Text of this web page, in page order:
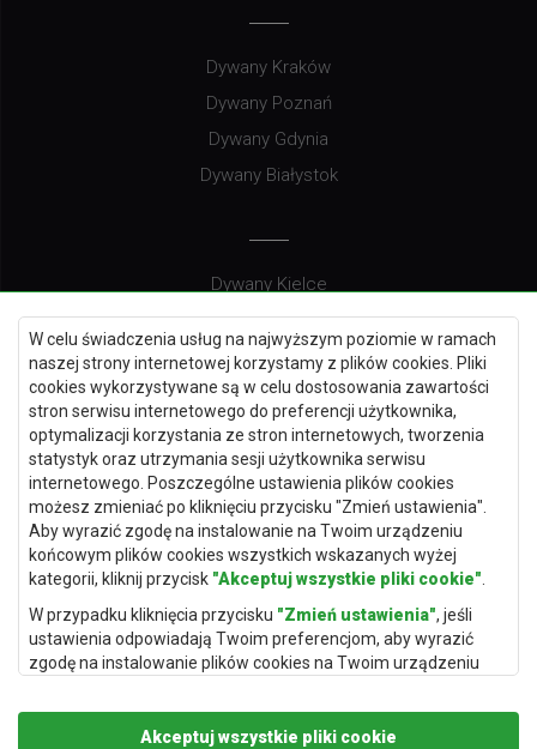
W celu świadczenia usług na najwyższym poziomie w ramach
naszej strony internetowej korzystamy z plików cookies. Pliki
cookies wykorzystywane są w celu dostosowania zawartości
stron serwisu internetowego do preferencji użytkownika,
optymalizacji korzystania ze stron internetowych, tworzenia
statystyk oraz utrzymania sesji użytkownika serwisu
internetowego. Poszczególne ustawienia plików cookies
możesz zmieniać po kliknięciu przycisku "Zmień ustawienia".
Aby wyrazić zgodę na instalowanie na Twoim urządzeniu
końcowym plików cookies wszystkich wskazanych wyżej
kategorii, kliknij przycisk "Akceptuj wszystkie pliki cookie"
W przypadku kliknięcia przycisku "Zmień ustawienia", jeśli
ustawienia odpowiadają Twoim preferencjom, aby wyrazić
zgodę na instalowanie plików cookies na Twoim urządzeniu
"Zapisz i zaakceptuj".
Akceptuj wszystkie pliki cookie
Dywany Kraków
Dywany Poznań
Dywany Gdynia
Dywany Białystok
Dywany Kielce
Dywany Gdańsk
Dywany Toruń
Dywany Bydgoszcz
Dywany Łódź
Dywany Katowice
Dywany Rzeszów
Dywany Częstochowa